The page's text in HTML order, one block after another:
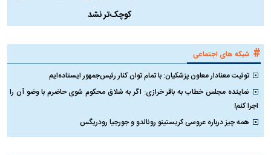
کوچک‌تر نشد
# شبکه های اجتماعی
توئیت معنادار معاون پزشکیان: با تمام توان کنار رئیس‌جمهور ایستاده‌ایم
نماینده مجلس خطاب به باقر خرازی: اگر به شلاق محکوم شوی حاضرم با وضو آن را
اجرا کنم!
همه چیز درباره عروسی کریستینو رونالدو و جورجیا رودریگس